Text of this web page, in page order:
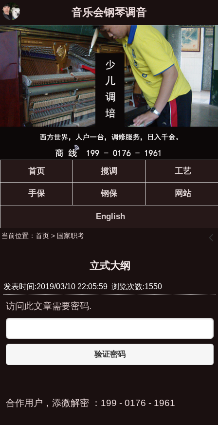
音乐会钢琴调音
首页 揽调 工艺
手保 钢保 网站
English
当前位置： 首页> 国家职考 󰊒
立式大纲
发表时间:2019/03/10 22:05:59 浏览次数:1550
访问此文章需要密码.
验证密码
合作用户，添微解密 ：199 - 0176 - 1961